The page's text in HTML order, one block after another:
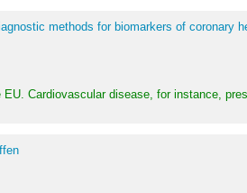
methods for biomarkers of coronary
Cardiovascular disease, for instance,